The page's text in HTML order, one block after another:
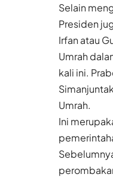
Selain
Presiden
Irfan atau
Umrah
kali ini.
Umrah.
Ini